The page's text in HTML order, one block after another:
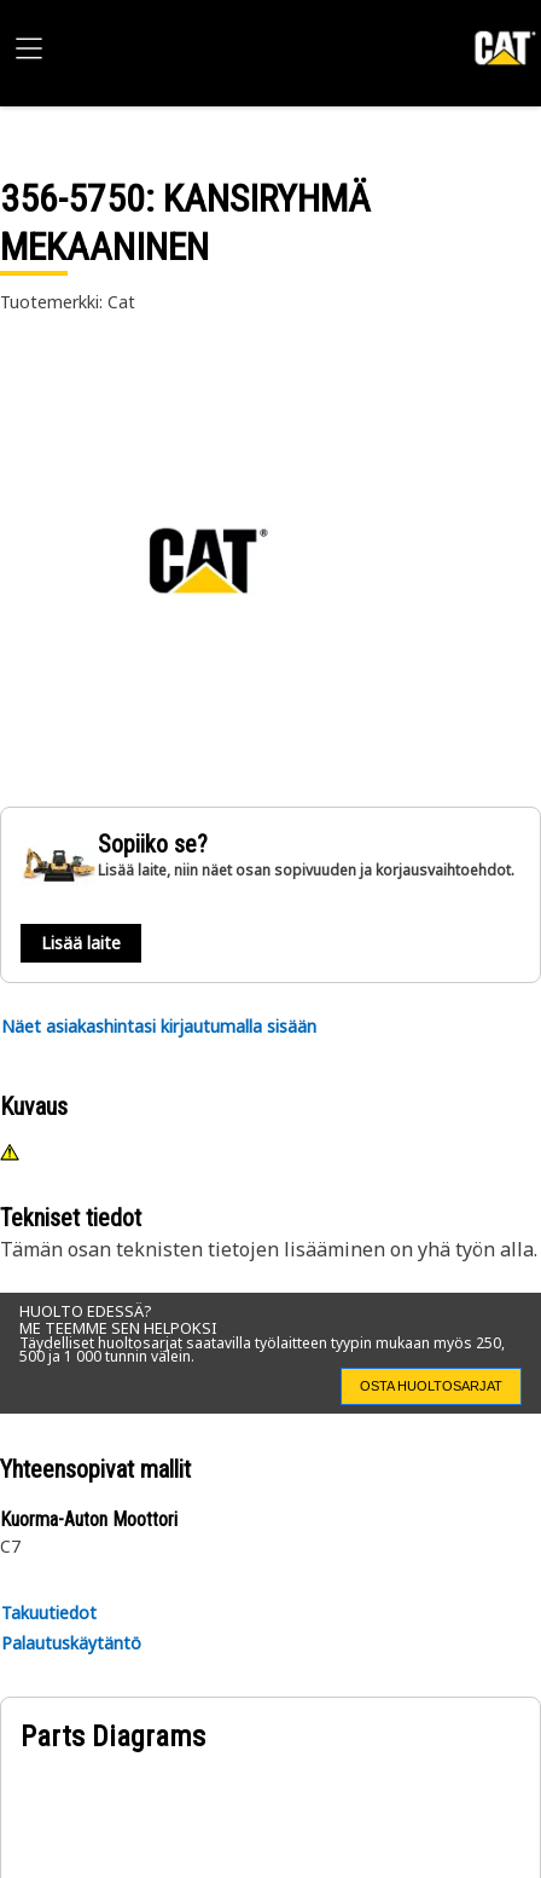
356-5750: KANSIRYHMÄ
MEKAANINEN
Tuotemerkki: Cat
Sopiiko se?
Lisää laite, niin näet osan sopivuuden ja korjausvaihtoehdot.
Lisää laite
Näet asiakashintasi kirjautumalla sisään
Kuvaus
Tekniset tiedot
Tämän osan teknisten tietojen lisääminen on yhä työn alla.
HUOLTO EDESSÄ?
ME TEEMME SEN HELPOKSI
Täydelliset huoltosarjat saatavilla työlaitteen tyypin mukaan myös 250,
500 ja 1 000 tunnin välein.
OSTA HUOLTOSARJAT
Yhteensopivat mallit
Kuorma-Auton Moottori
C7
Takuutiedot
Palautuskäytäntö
Parts Diagrams